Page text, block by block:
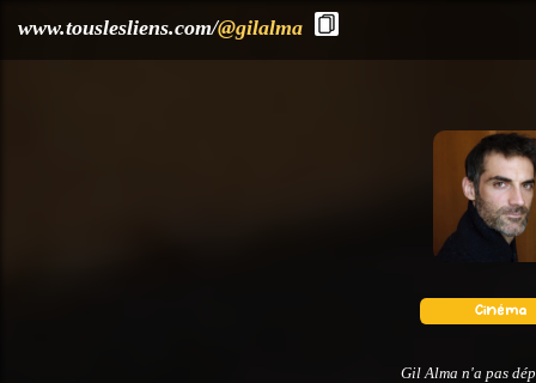
www.touslesliens.com/@gilalma
Gil Alma n'a pas